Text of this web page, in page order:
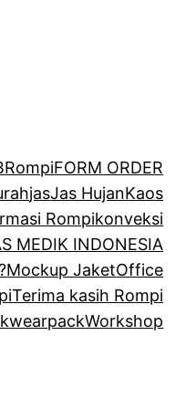
FORM ORDER
jasJas HujanKaos
Rompikonveksi
MEDIK INDONESIA
Mockup JaketOffice
Terima kasih Rompi
wearpackWorkshop